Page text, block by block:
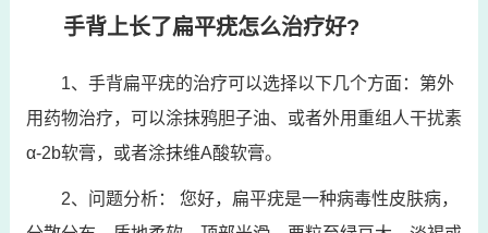
手背上长了扁平疣怎么治疗好?
1、手背扁平疣的治疗可以选择以下几个方面：第外
用药物治疗，可以涂抹鸦胆子油、或者外用重组人干扰素
α-2b软膏，或者涂抹维A酸软膏。
2、问题分析： 您好，扁平疣是一种病毒性皮肤病，